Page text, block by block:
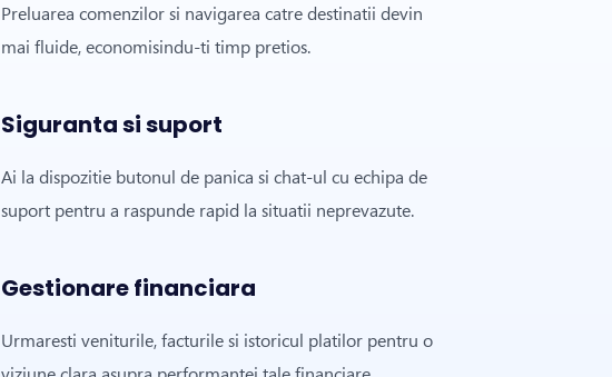
Preluarea comenzilor si navigarea catre destinatii devin
mai fluide, economisindu-ti timp pretios.
Siguranta si suport
Ai la dispozitie butonul de panica si chat-ul cu echipa de
suport pentru a raspunde rapid la situatii neprevazute.
Gestionare financiara
Urmaresti veniturile, facturile si istoricul platilor pentru o